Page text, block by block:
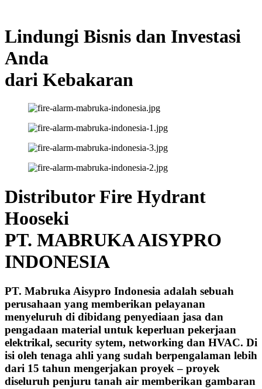
Lindungi Bisnis dan Investasi
Anda
dari Kebakaran
Distributor Fire Hydrant
Hooseki
PT. MABRUKA AISYPRO
INDONESIA
PT. Mabruka Aisypro Indonesia adalah sebuah
perusahaan yang memberikan pelayanan
menyeluruh di dibidang penyediaan jasa dan
pengadaan material untuk keperluan pekerjaan
elektrikal, security sytem, networking dan HVAC. Di
isi oleh tenaga ahli yang sudah berpengalaman lebih
dari 15 tahun mengerjakan proyek – proyek
diseluruh penjuru tanah air memberikan gambaran